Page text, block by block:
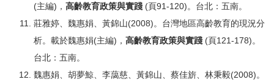
(主編)， 高齡教育政策與實踐 (頁91-120)。台北：五南。
莊雅婷、魏惠娟、黃錦山(2008)。台灣地區高齡教育的現況分
析。載於魏惠娟(主編)， 高齡教育政策與實踐 (頁121-178)。
台北：五南。
魏惠娟、胡夢鯨、李藹慈、黃錦山、蔡佳旂、林秉毅(2008)。